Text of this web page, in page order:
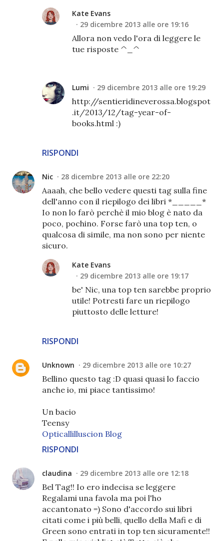
RISPONDI
Kate Evans
29 dicembre 2013 alle ore 19:16
Allora non vedo l'ora di leggere le
tue risposte ^_^
Lumi 29 dicembre 2013 alle ore 19:29
http://sentieridineverossa.blogspot
.it/2013/12/tag-year-of-
books.html :)
Nic 28 dicembre 2013 alle ore 22:20
Aaaah, che bello vedere questi tag sulla fine
dell'anno con il riepilogo dei libri *_____*
Io non lo farò perchè il mio blog è nato da
poco, pochino. Forse farò una top ten, o
qualcosa di simile, ma non sono per niente
sicuro.
RISPONDI
Kate Evans
29 dicembre 2013 alle ore 19:17
be' Nic, una top ten sarebbe proprio
utile! Potresti fare un riepilogo
piuttosto delle letture!
Unknown 29 dicembre 2013 alle ore 10:27
Bellino questo tag :D quasi quasi lo faccio
anche io, mi piace tantissimo!
Un bacio
Teensy
Opticallilluscion Blog
RISPONDI
claudina 29 dicembre 2013 alle ore 12:18
Bel Tag!! Io ero indecisa se leggere
Regalami una favola ma poi l'ho
accantonato =) Sono d'accordo sui libri
citati come i più belli, quello della Mafi e di
Green sono entrati in top ten sicuramente!!